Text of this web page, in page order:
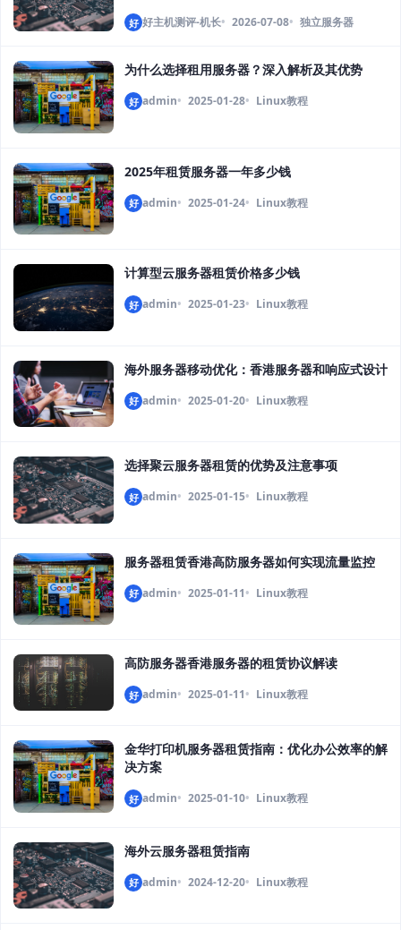
好 好主机测评-机长 2026-07-08 独立服务器
为什么选择租用服务器？深入解析及其优势
好 admin 2025-01-28 Linux教程
2025年租赁服务器一年多少钱
好 admin 2025-01-24 Linux教程
计算型云服务器租赁价格多少钱
好 admin 2025-01-23 Linux教程
海外服务器移动优化：香港服务器和响应式设计
好 admin 2025-01-20 Linux教程
选择聚云服务器租赁的优势及注意事项
好 admin 2025-01-15 Linux教程
服务器租赁香港高防服务器如何实现流量监控
好 admin 2025-01-11 Linux教程
高防服务器香港服务器的租赁协议解读
好 admin 2025-01-11 Linux教程
金华打印机服务器租赁指南：优化办公效率的解
决方案
好 admin 2025-01-10 Linux教程
海外云服务器租赁指南
好 admin 2024-12-20 Linux教程